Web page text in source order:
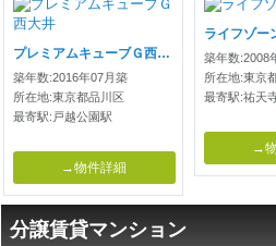
プレミアムキューブＧ西大井
築年数:2016年07月築
所在地:東京都品川区
最寄駅:戸越公園駅
→物件詳細
ライフゾー
築年数:2008
所在地:東京
最寄駅:祐天
→
分譲賃貸マンション